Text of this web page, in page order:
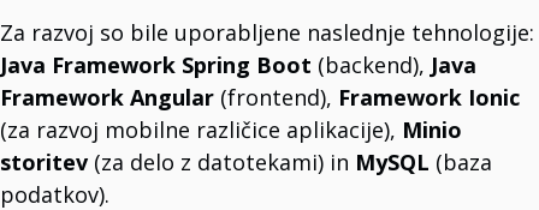
Za razvoj so bile uporabljene naslednje tehnologije:
Java Framework Spring Boot (backend), Java
Framework Angular (frontend), Framework Ionic
(za razvoj mobilne različice aplikacije), Minio
storitev (za delo z datotekami) in MySQL (baza
podatkov).